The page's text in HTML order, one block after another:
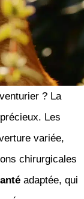
? La
Les
variée,
chirurgicales
adaptée, qui